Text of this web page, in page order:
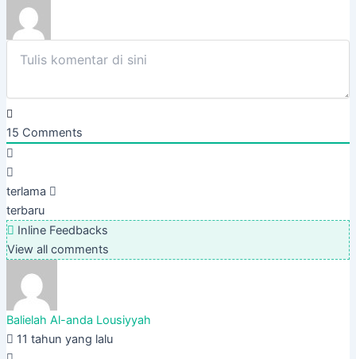
15 Comments
terlama
terbaru
Inline Feedbacks
View all comments
Balielah Al-anda Lousiyyah
11 tahun yang lalu